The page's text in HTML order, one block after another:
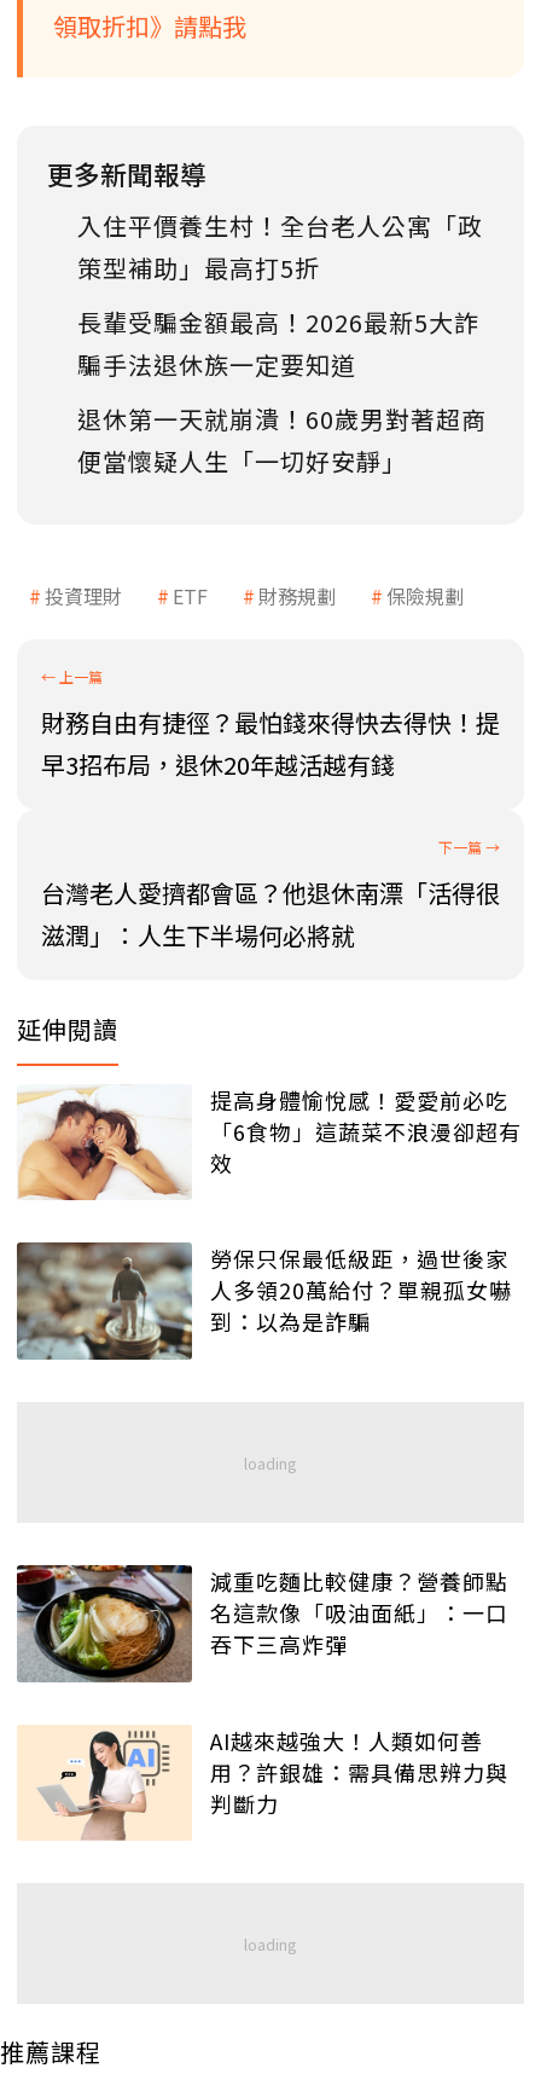
領取折扣》請點我
更多新聞報導
入住平價養生村！全台老人公寓「政
策型補助」最高打5折
長輩受騙金額最高！2026最新5大詐
騙手法退休族一定要知道
退休第一天就崩潰！60歲男對著超商
便當懷疑人生「一切好安靜」
投資理財 ETF 財務規劃 保險規劃
財務自由有捷徑？最怕錢來得快去得快！提
早3招布局，退休20年越活越有錢
台灣老人愛擠都會區？他退休南漂「活得很
滋潤」：人生下半場何必將就
延伸閱讀
提高身體愉悅感！愛愛前必吃
「6食物」這蔬菜不浪漫卻超有
效
勞保只保最低級距，過世後家
人多領20萬給付？單親孤女嚇
到：以為是詐騙
減重吃麵比較健康？營養師點
名這款像「吸油面紙」：一口
吞下三高炸彈
AI越來越強大！人類如何善
用？許銀雄：需具備思辨力與
判斷力
推薦課程